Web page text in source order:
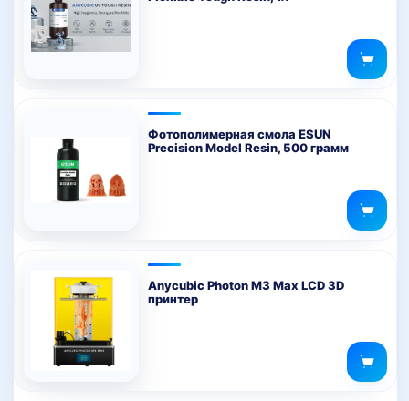
Фотополимерная смола ESUN
Precision Model Resin, 500 грамм
Anycubic Photon M3 Max LCD 3D
принтер